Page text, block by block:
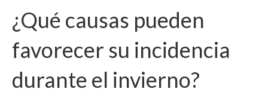
¿Qué causas pueden
favorecer su incidencia
durante el invierno?